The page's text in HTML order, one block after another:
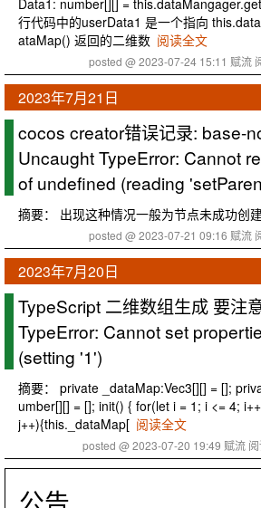
Data1: number[][] =
行代码中的userData1 是一个指向
ataMap() 返回的二维数 阅读全文
posted @ 2023-07-24 15:11 赋流
2023年7月21日
cocos creator错误记录: base-
Uncaught TypeError: Cannot
of undefined (reading
摘要： 出现这种情况一般为节点未成功创
posted @ 2023-07-21 09:16 赋流
2023年7月20日
TypeScript 二维数组生成 要注
TypeError: Cannot set
(setting '1')
摘要： private _dataMap:Vec3[][] = [];
umber[][] = []; init() { for(let i = 1; i <= 4;
j++){this._dataMap[ 阅读全文
posted @ 2023-07-20 19:49 赋流
公告